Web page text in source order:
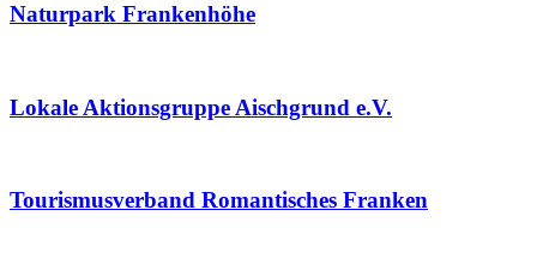
Naturpark Frankenhöhe
Lokale Aktionsgruppe Aischgrund e.V.
Tourismusverband Romantisches Franken